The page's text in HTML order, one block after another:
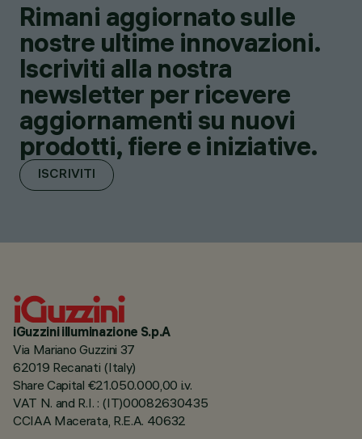
Rimani aggiornato sulle
nostre ultime innovazioni.
Iscriviti alla nostra
newsletter per ricevere
aggiornamenti su nuovi
prodotti, fiere e iniziative.
ISCRIVITI
iGuzzini illuminazione S.p.A
Via Mariano Guzzini 37
62019 Recanati (Italy)
Share Capital €21.050.000,00 i.v.
VAT N. and R.I. : (IT)00082630435
CCIAA Macerata, R.E.A. 40632